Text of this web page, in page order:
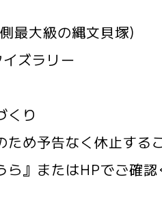
最大級の縄文貝塚)
ズラリー
くり
め予告なく休止する
』またはHPでご確認